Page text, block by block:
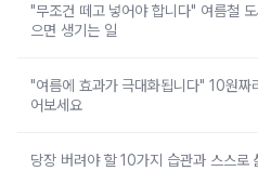
"무조건 떼고 넣어야 합니다" 여름철
으면 생기는 일
"여름에 효과가 극대화됩니다" 10원짜
어보세요
당장 버려야 할 10가지 습관과 스스로